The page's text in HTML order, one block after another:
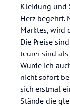
Kleidung und
Herz begehrt.
Marktes, wird
Die Preise
teurer sind als
Würde ich
nicht sofort
sich erstmal
Stände die